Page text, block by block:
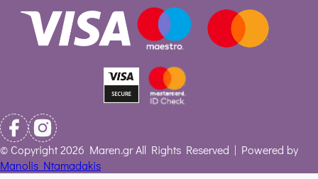
© Copyright 2026 Maren.gr All Rights Reserved | Powered by
Manolis Ntamadakis